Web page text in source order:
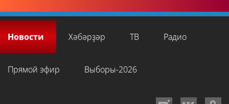
Новости Хәбәрҙәр ТВ Радио
Прямой эфир Выборы-2026